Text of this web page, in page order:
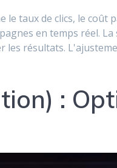
le taux de clics, le
en temps réel.
résultats.
: